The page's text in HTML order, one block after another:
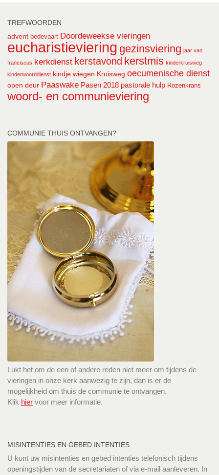
TREFWOORDEN
advent bedevaart Doordeweekse vieringen
eucharistieviering gezinsviering jaar van
franciscus kerkdienst kerstavond kerstmis kinderkruisweg
kinderwoorddienst kindje wiegen Kruisweg oecumenische dienst
open deur Paaswake Pasen 2018 pastorale hulp Rozenkrans
woord- en communieviering
COMMUNIE THUIS ONTVANGEN?
Lukt het om de een of andere reden niet meer om tijdens de
vieringen in onze kerk aanwezig te zijn, dan is er de
mogelijkheid om thuis de communie te ontvangen.
Klik hier voor meer informatie.
MISINTENTIES EN GEBED INTENTIES
U kunt uw misintenties en gebed intenties telefonisch tijdens
openingstijden van de secretariaten of via e-mail aanleveren. In